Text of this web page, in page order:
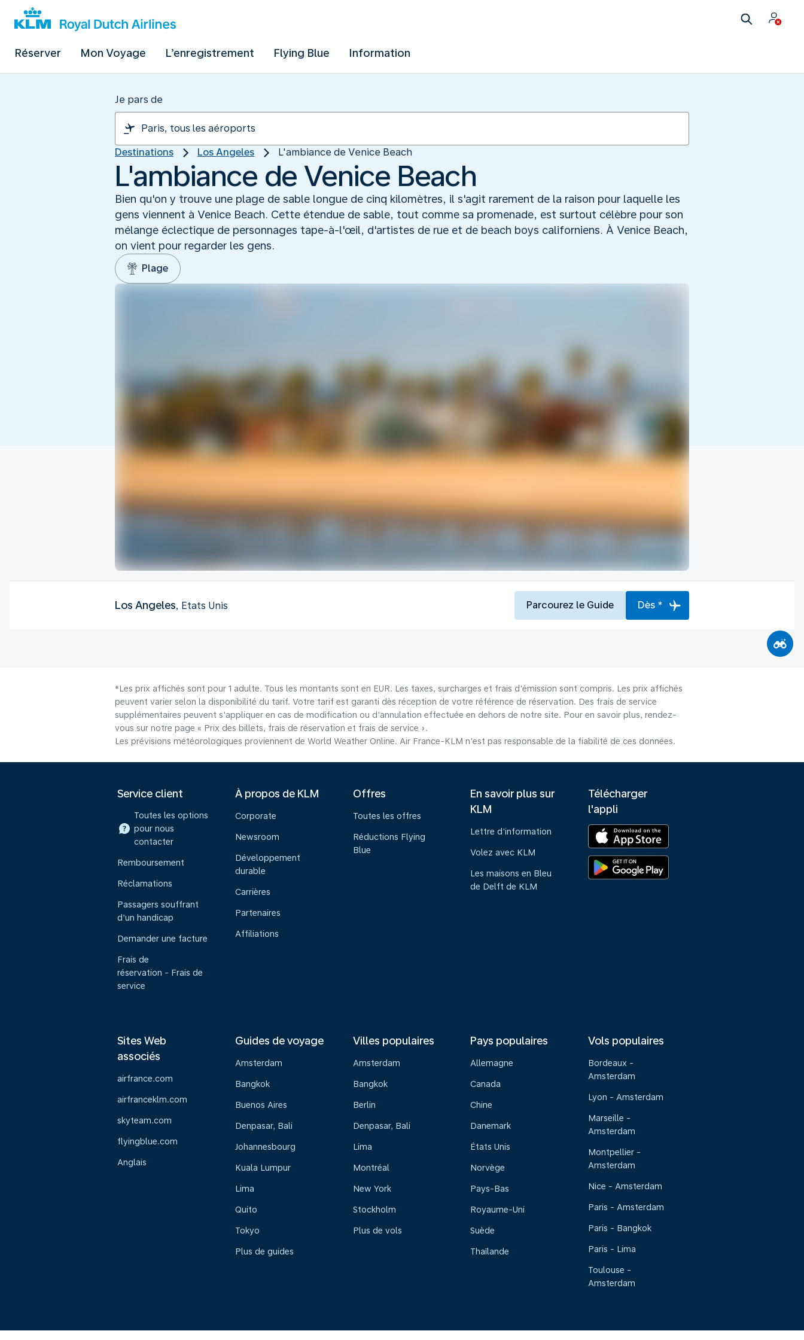
Réserver Mon Voyage L’enregistrement Flying Blue Information
Je pars de
Destinations Los Angeles L'ambiance de Venice Beach
L'ambiance de Venice Beach
Bien qu'on y trouve une plage de sable longue de cinq kilomètres, il s'agit rarement de la raison pour laquelle les
gens viennent à Venice Beach. Cette étendue de sable, tout comme sa promenade, est surtout célèbre pour son
mélange éclectique de personnages tape-à-l'œil, d'artistes de rue et de beach boys californiens. À Venice Beach,
on vient pour regarder les gens.
Plage
Los Angeles, Etats Unis Parcourez le Guide Dès *
*Les prix affichés sont pour 1 adulte. Tous les montants sont en EUR. Les taxes, surcharges et frais d'émission sont compris. Les prix affichés
peuvent varier selon la disponibilité du tarif. Votre tarif est garanti dès réception de votre référence de réservation. Des frais de service
supplémentaires peuvent s'appliquer en cas de modification ou d'annulation effectuée en dehors de notre site. Pour en savoir plus, rendez-
vous sur notre page « Prix des billets, frais de réservation et frais de service ».
Les prévisions météorologiques proviennent de World Weather Online. Air France-KLM n'est pas responsable de la fiabilité de ces données.
Service client
Toutes les options
pour nous
contacter
Remboursement
Réclamations
Passagers souffrant
d’un handicap
Demander une facture
Frais de
réservation - Frais de
service
À propos de KLM
Corporate
Newsroom
Développement
durable
Carrières
Partenaires
Affiliations
Offres
Toutes les offres
Réductions Flying
Blue
En savoir plus sur
KLM
Lettre d'information
Volez avec KLM
Les maisons en Bleu
de Delft de KLM
Télécharger
l'appli
Sites Web
associés
airfrance.com
airfranceklm.com
skyteam.com
flyingblue.com
Anglais
Guides de voyage
Amsterdam
Bangkok
Buenos Aires
Denpasar, Bali
Johannesbourg
Kuala Lumpur
Lima
Quito
Tokyo
Plus de guides
Villes populaires
Amsterdam
Bangkok
Berlin
Denpasar, Bali
Lima
Montréal
New York
Stockholm
Plus de vols
Pays populaires
Allemagne
Canada
Chine
Danemark
États Unis
Norvège
Pays-Bas
Royaume-Uni
Suède
Thaïlande
Vols populaires
Bordeaux -
Amsterdam
Lyon - Amsterdam
Marseille -
Amsterdam
Montpellier -
Amsterdam
Nice - Amsterdam
Paris - Amsterdam
Paris - Bangkok
Paris - Lima
Toulouse -
Amsterdam